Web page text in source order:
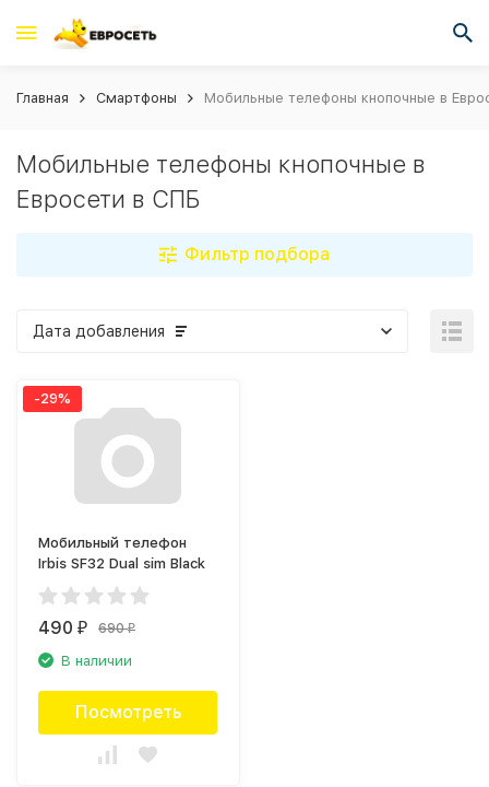
Главная Смартфоны Мобильные телефоны кнопочные в
Мобильные телефоны кнопочные в
Евросети в СПБ
Фильтр подбора
Дата добавления
-29%
Мобильный телефон
Irbis SF32 Dual sim Black
490₽ 690₽
В наличии
Посмотреть